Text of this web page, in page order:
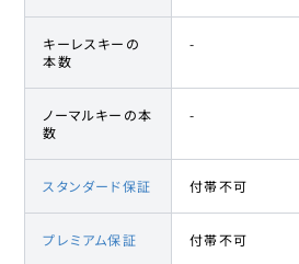
キーレスキーの
本数
-
ノーマルキーの本
数
-
スタンダード保証 付帯不可
プレミアム保証 付帯不可